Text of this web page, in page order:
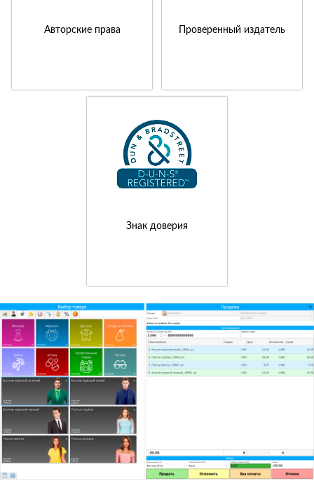
Авторские права Проверенный издатель
Знак доверия